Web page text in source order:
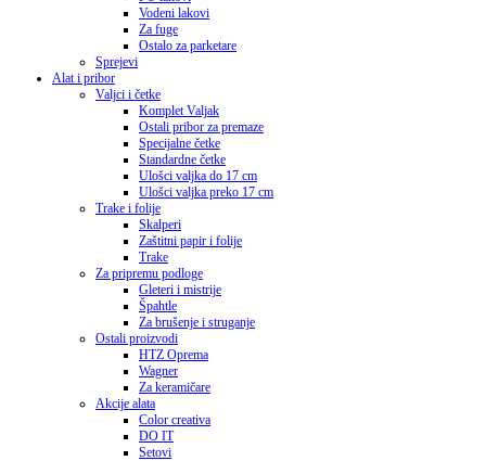
Vodeni lakovi
Za fuge
Ostalo za parketare
Sprejevi
Alat i pribor
Valjci i četke
Komplet Valjak
Ostali pribor za premaze
Specijalne četke
Standardne četke
Ulošci valjka do 17 cm
Ulošci valjka preko 17 cm
Trake i folije
Skalperi
Zaštitni papir i folije
Trake
Za pripremu podloge
Gleteri i mistrije
Špahtle
Za brušenje i struganje
Ostali proizvodi
HTZ Oprema
Wagner
Za keramičare
Akcije alata
Color creativa
DO IT
Setovi